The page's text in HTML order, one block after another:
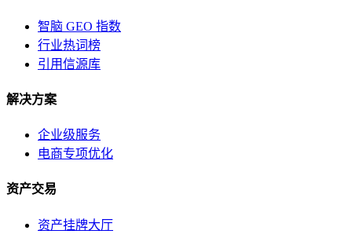
智脑 GEO 指数
行业热词榜
引用信源库
解决方案
企业级服务
电商专项优化
资产交易
资产挂牌大厅